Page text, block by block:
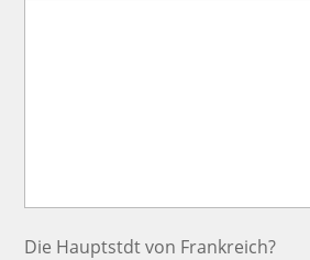
Die Hauptstdt von Frankreich?